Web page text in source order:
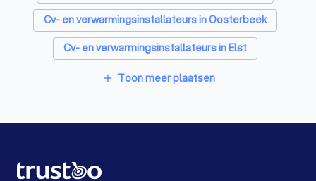
Cv- en verwarmingsinstallateurs in Oosterbeek
Cv- en verwarmingsinstallateurs in Elst
Cv- en verwarmingsinstallateurs in Ede
Cv- en verwarmingsinstallateurs in Huissen
add Toon meer plaatsen